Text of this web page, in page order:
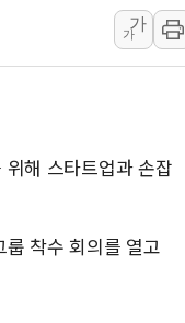
인천서 말다툼 중
'화합' 꺼낸 김민
中 전방위 아파트
동해시, 11~14일 '
강원 중·남부 동
청양 밭에서 일
가
가
해 스타트업과 손잡
착수 회의를 열고